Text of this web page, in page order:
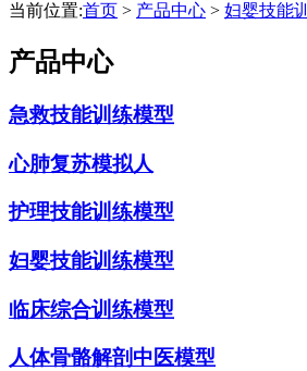
当前位置:首页 > 产品中心 > 妇婴技能
产品中心
急救技能训练模型
心肺复苏模拟人
护理技能训练模型
妇婴技能训练模型
临床综合训练模型
人体骨骼解剖中医模型